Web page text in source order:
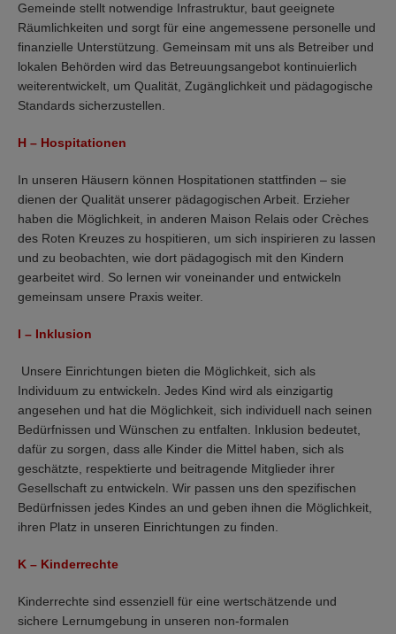
Gemeinde stellt notwendige Infrastruktur, baut geeignete
Räumlichkeiten und sorgt für eine angemessene personelle und
finanzielle Unterstützung. Gemeinsam mit uns als Betreiber und
lokalen Behörden wird das Betreuungsangebot kontinuierlich
weiterentwickelt, um Qualität, Zugänglichkeit und pädagogische
Standards sicherzustellen.
H – Hospitationen
In unseren Häusern können Hospitationen stattfinden – sie
dienen der Qualität unserer pädagogischen Arbeit. Erzieher
haben die Möglichkeit, in anderen Maison Relais oder Crèches
des Roten Kreuzes zu hospitieren, um sich inspirieren zu lassen
und zu beobachten, wie dort pädagogisch mit den Kindern
gearbeitet wird. So lernen wir voneinander und entwickeln
gemeinsam unsere Praxis weiter.
I – Inklusion
Unsere Einrichtungen bieten die Möglichkeit, sich als
Individuum zu entwickeln. Jedes Kind wird als einzigartig
angesehen und hat die Möglichkeit, sich individuell nach seinen
Bedürfnissen und Wünschen zu entfalten. Inklusion bedeutet,
dafür zu sorgen, dass alle Kinder die Mittel haben, sich als
geschätzte, respektierte und beitragende Mitglieder ihrer
Gesellschaft zu entwickeln. Wir passen uns den spezifischen
Bedürfnissen jedes Kindes an und geben ihnen die Möglichkeit,
ihren Platz in unseren Einrichtungen zu finden.
K – Kinderrechte
Kinderrechte sind essenziell für eine wertschätzende und
sichere Lernumgebung in unseren non-formalen